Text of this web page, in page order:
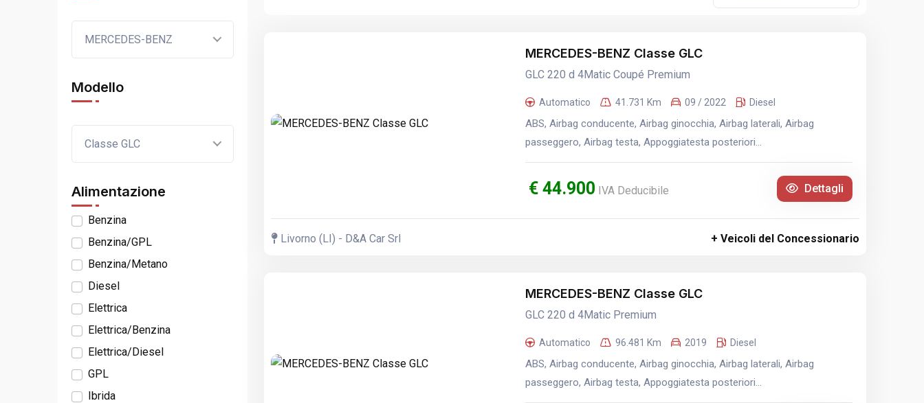
MERCEDES-BENZ
Modello
Classe GLC
Alimentazione
Benzina
Benzina/GPL
Benzina/Metano
Diesel
Elettrica
Elettrica/Benzina
Elettrica/Diesel
GPL
Ibrida
MERCEDES-BENZ Classe GLC
GLC 220 d 4Matic Coupé Premium
Automatico 41.731 Km 09 / 2022 Diesel
ABS, Airbag conducente, Airbag ginocchia, Airbag laterali, Airbag
passeggero, Airbag testa, Appoggiatesta posteriori...
€ 44.900 IVA Deducibile Dettagli
Livorno (LI) - D&A Car Srl + Veicoli del Concessionario
MERCEDES-BENZ Classe GLC
GLC 220 d 4Matic Premium
Automatico 96.481 Km 2019 Diesel
ABS, Airbag conducente, Airbag ginocchia, Airbag laterali, Airbag
passeggero, Airbag testa, Appoggiatesta posteriori...